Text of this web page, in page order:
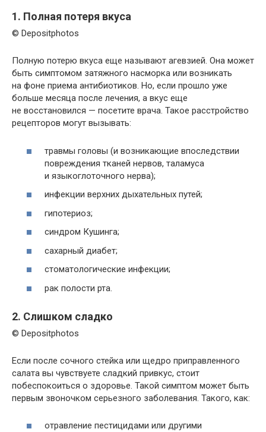
1. Полная потеря вкуса
© Depositphotos
Полную потерю вкуса еще называют агевзией. Она может
быть симптомом затяжного насморка или возникать
на фоне приема антибиотиков. Но, если прошло уже
больше месяца после лечения, а вкус еще
не восстановился — посетите врача. Такое расстройство
рецепторов могут вызывать:
травмы головы (и возникающие впоследствии
повреждения тканей нервов, таламуса
и языкоглоточного нерва);
инфекции верхних дыхательных путей;
гипотериоз;
синдром Кушинга;
сахарный диабет;
стоматологические инфекции;
рак полости рта.
2. Слишком сладко
© Depositphotos
Если после сочного стейка или щедро приправленного
салата вы чувствуете сладкий привкус, стоит
побеспокоиться о здоровье. Такой симптом может быть
первым звоночком серьезного заболевания. Такого, как:
отравление пестицидами или другими